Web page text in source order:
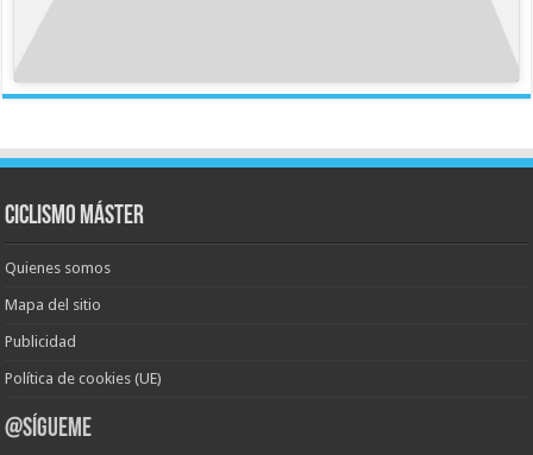
Ciclismo Máster
Quienes somos
Mapa del sitio
Publicidad
Política de cookies (UE)
@Sígueme